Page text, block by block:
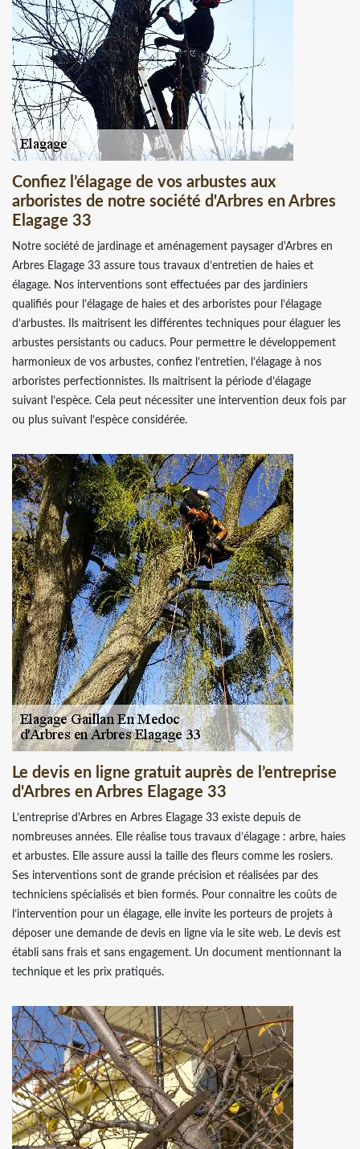
Confiez l’élagage de vos arbustes aux
arboristes de notre société d'Arbres en Arbres
Elagage 33
Notre société de jardinage et aménagement paysager d'Arbres en
Arbres Elagage 33 assure tous travaux d’entretien de haies et
élagage. Nos interventions sont effectuées par des jardiniers
qualifiés pour l’élagage de haies et des arboristes pour l’élagage
d’arbustes. Ils maitrisent les différentes techniques pour élaguer les
arbustes persistants ou caducs. Pour permettre le développement
harmonieux de vos arbustes, confiez l’entretien, l’élagage à nos
arboristes perfectionnistes. Ils maitrisent la période d’élagage
suivant l’espèce. Cela peut nécessiter une intervention deux fois par
ou plus suivant l’espèce considérée.
Le devis en ligne gratuit auprès de l’entreprise
d'Arbres en Arbres Elagage 33
L’entreprise d'Arbres en Arbres Elagage 33 existe depuis de
nombreuses années. Elle réalise tous travaux d’élagage : arbre, haies
et arbustes. Elle assure aussi la taille des fleurs comme les rosiers.
Ses interventions sont de grande précision et réalisées par des
techniciens spécialisés et bien formés. Pour connaitre les coûts de
l’intervention pour un élagage, elle invite les porteurs de projets à
déposer une demande de devis en ligne via le site web. Le devis est
établi sans frais et sans engagement. Un document mentionnant la
technique et les prix pratiqués.